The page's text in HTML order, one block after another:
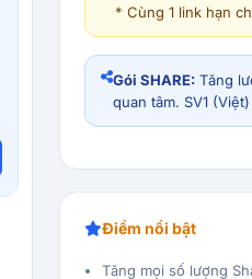
* Cùng 1 link hạn
Gói SHARE: Tăng
quan tâm. SV1
Điểm nổi bật
Tăng mọi số lượng